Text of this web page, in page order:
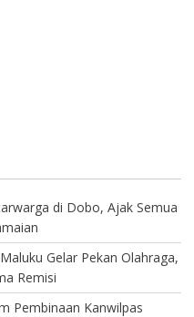
di Dobo, Ajak Semua
Gelar Pekan Olahraga,
Remisi
Pembinaan Kanwilpas